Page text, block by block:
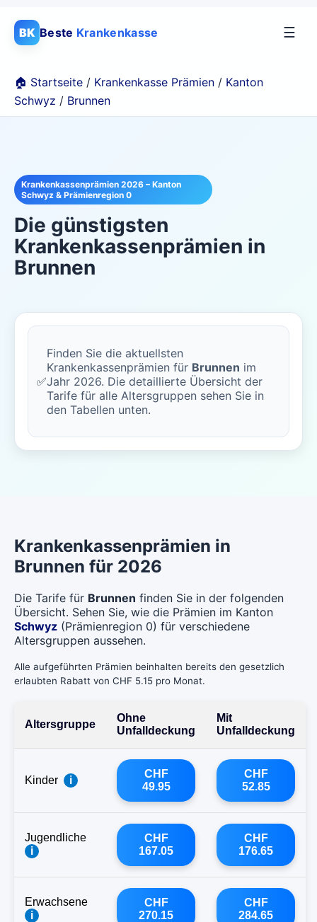
BK Beste Krankenkasse ☰
🏠 Startseite / Krankenkasse Prämien / Kanton
Schwyz / Brunnen
Krankenkassenprämien 2026 – Kanton
Schwyz & Prämienregion 0
Die günstigsten
Krankenkassenprämien in
Brunnen
✅
Finden Sie die aktuellsten
Krankenkassenprämien für Brunnen im
Jahr 2026. Die detaillierte Übersicht der
Tarife für alle Altersgruppen sehen Sie in
den Tabellen unten.
Krankenkassenprämien in
Brunnen für 2026
Die Tarife für Brunnen finden Sie in der folgenden
Übersicht. Sehen Sie, wie die Prämien im Kanton
Schwyz (Prämienregion 0) für verschiedene
Altersgruppen aussehen.
Alle aufgeführten Prämien beinhalten bereits den gesetzlich
erlaubten Rabatt von CHF 5.15 pro Monat.
Altersgruppe
Ohne
Unfalldeckung
Mit
Unfalldeckung
Kinder i
CHF
49.95
CHF
52.85
Jugendliche
i
CHF
167.05
CHF
176.65
Erwachsene
i
CHF
270.15
CHF
284.65